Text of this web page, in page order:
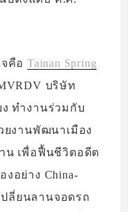
จคือTainan Spring
บริษัท
ทำงานร่วมกับ
วยงานพัฒนาเมือง
น เพื่อฟื้นชีวิตอดีต
อย่าง China-
ลี่ยนลานจอดรถ